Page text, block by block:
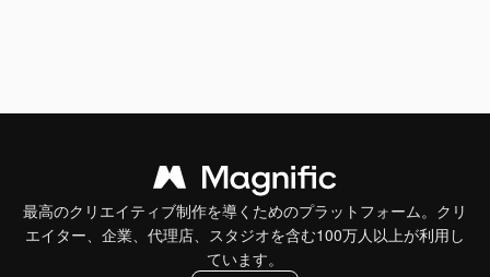
最高のクリエイティブ制作を導くためのプラットフォーム。クリ
エイター、企業、代理店、スタジオを含む100万人以上が利用し
ています。